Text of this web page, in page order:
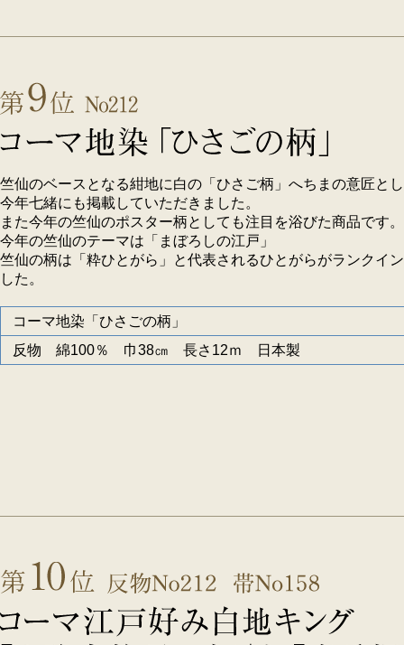
竺仙のベースとなる紺地に白の「ひさご柄」へちまの意匠と
今年七緒にも掲載していただきました。
また今年の竺仙のポスター柄としても注目を浴びた商品です。
今年の竺仙のテーマは「まぼろしの江戸」
竺仙の柄は「粋ひとがら」と代表されるひとがらがランクイ
した。
コーマ地染「ひさごの柄」
反物 綿100％ 巾38㎝ 長さ12ｍ 日本製